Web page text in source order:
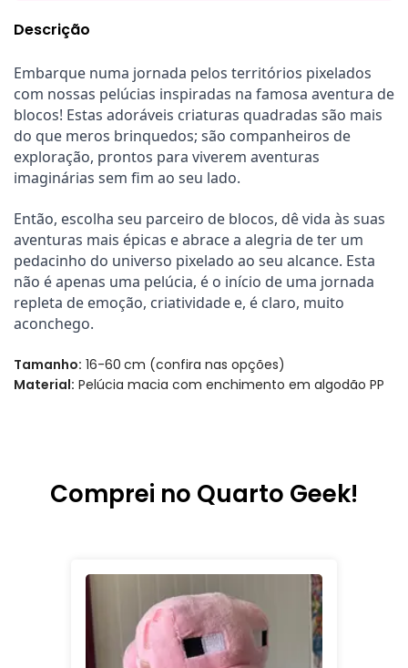
Descrição
Embarque numa jornada pelos territórios pixelados
com nossas pelúcias inspiradas na famosa aventura de
blocos! Estas adoráveis criaturas quadradas são mais
do que meros brinquedos; são companheiros de
exploração, prontos para viverem aventuras
imaginárias sem fim ao seu lado.
Então, escolha seu parceiro de blocos, dê vida às suas
aventuras mais épicas e abrace a alegria de ter um
pedacinho do universo pixelado ao seu alcance. Esta
não é apenas uma pelúcia, é o início de uma jornada
repleta de emoção, criatividade e, é claro, muito
aconchego.
Tamanho: 16-60 cm (confira nas opções)
Material: Pelúcia macia com enchimento em algodão PP
Comprei no Quarto Geek!